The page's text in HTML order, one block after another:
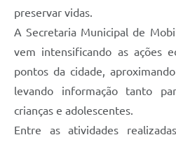
preservar vidas.
A Secretaria Municipal de
vem intensificando as ações
pontos da cidade,
levando informação tanto
crianças e adolescentes.
Entre as atividades